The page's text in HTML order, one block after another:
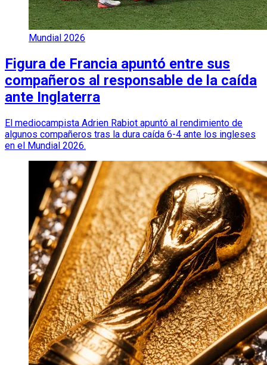
Mundial 2026
Figura de Francia apuntó entre sus
compañeros al responsable de la caída
ante Inglaterra
El mediocampista Adrien Rabiot apuntó al rendimiento de
algunos compañeros tras la dura caída 6-4 ante los ingleses
en el Mundial 2026.